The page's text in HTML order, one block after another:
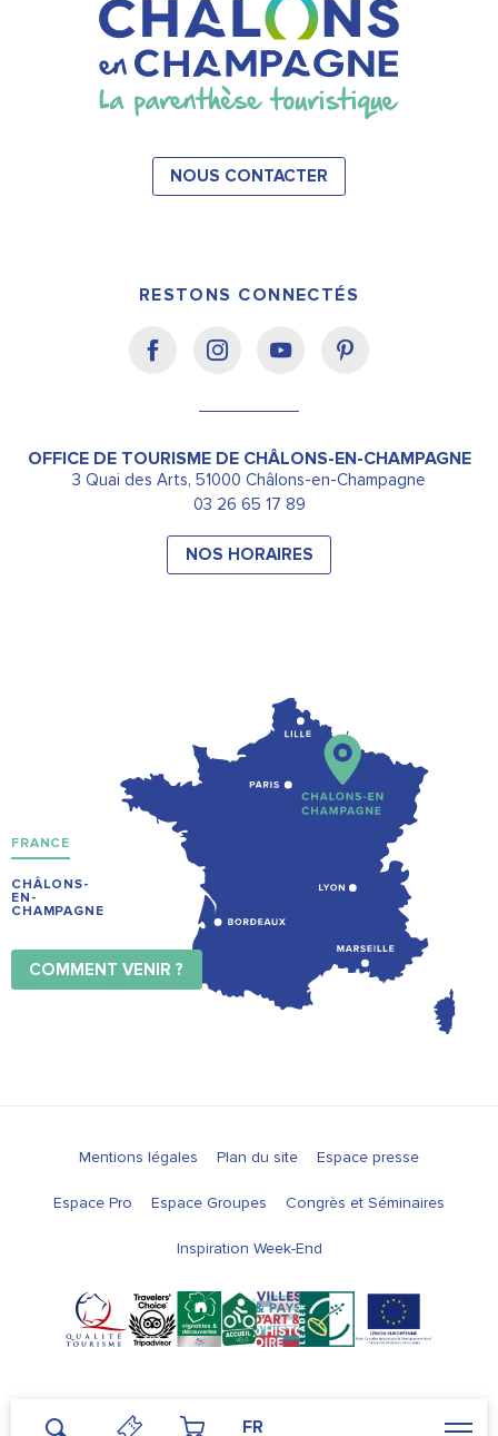
FR
NOUS CONTACTER
RESTONS CONNECTÉS
OFFICE DE TOURISME DE CHÂLONS-EN-CHAMPAGNE
3 Quai des Arts, 51000 Châlons-en-Champagne
03 26 65 17 89
NOS HORAIRES
FRANCE
CHÂLONS-
EN-
CHAMPAGNE
COMMENT VENIR ?
Mentions légales Plan du site Espace presse
Espace Pro Espace Groupes Congrès et Séminaires
Inspiration Week-End